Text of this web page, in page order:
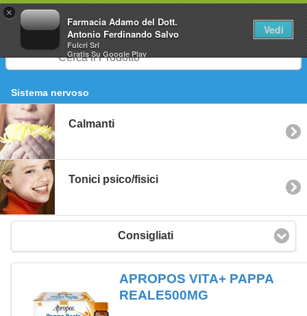
×
Farmacia Adamo del Dott.
Antonio Ferdinando Salvo
Fulcri Srl
GratisSu Google Play
Vedi
0
Sistema nervoso
Calmanti
Tonici psico/fisici
Consigliati
APROPOS VITA+ PAPPA
REALE500MG